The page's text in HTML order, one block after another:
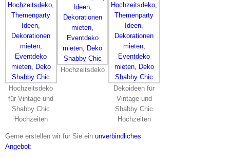
Hochzeitsdeko
für Vintage und
Shabby Chic
Hochzeiten
Hochzeitsdeko
Dekoideen für
Vintage und
Shabby Chic
Hochzeiten
Gerne erstellen wir für Sie ein unverbindliches
Angebot: